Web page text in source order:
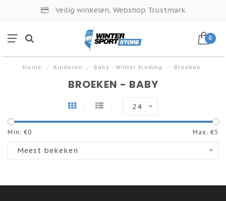
Veilig winkelen, Webshop Trustmark
0
Home / Kinderen / Baby - Winter kleding / Broeken
BROEKEN - BABY
24
Min: €0 Max: €5
Meest bekeken